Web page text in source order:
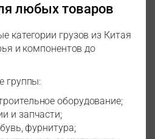
любых товаров
грузов из Китая
и компонентов до
группы:
оборудование;
и запчасти;
фурнитура;